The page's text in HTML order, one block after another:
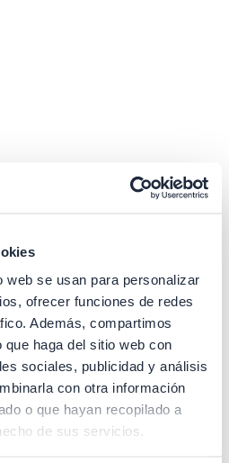
web se usan para personalizar
ofrecer funciones de redes
Además, compartimos
haga del sitio web con
sociales, publicidad y análisis
con otra información
o que hayan recopilado a
de sus servicios.
exception has occurred (see the
for more information).